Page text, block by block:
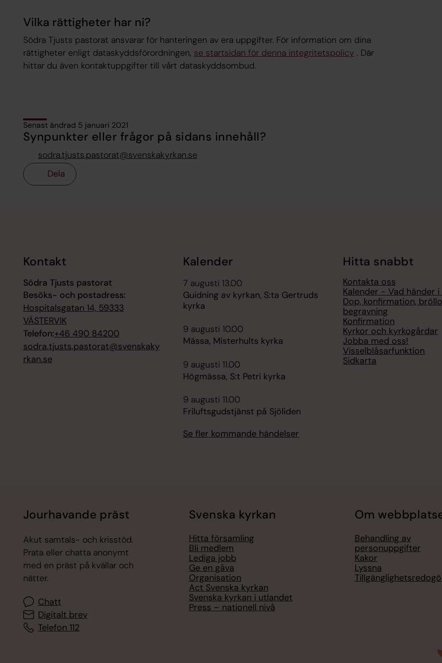
Vilka rättigheter har ni?
Södra Tjusts pastorat ansvarar för hanteringen av era uppgifter. För information om dina
rättigheter enligt dataskyddsförordningen, se startsidan för denna integritetspolicy . Där
hittar du även kontaktuppgifter till vårt dataskyddsombud.
Senast ändrad 5 januari 2021
Synpunkter eller frågor på sidans innehåll?
sodra.tjusts.pastorat@svenskakyrkan.se
Dela
Kontakt
Södra Tjusts pastorat
Besöks- och postadress:
Hospitalsgatan 14, 59333
VÄSTERVIK
Telefon:+46 490 84200
sodra.tjusts.pastorat@svenskaky
rkan.se
Kalender
7 augusti 13.00
Guidning av kyrkan, S:ta Gertruds
kyrka
9 augusti 10.00
Mässa, Misterhults kyrka
9 augusti 11.00
Högmässa, S:t Petri kyrka
9 augusti 11.00
Friluftsgudstjänst på Sjöliden
Se fler kommande händelser
Hitta snabbt
Kontakta oss
Kalender - Vad händer
Dop, konfirmation,
begravning
Konfirmation
Kyrkor och kyrkogårdar
Jobba med oss!
Visselblåsarfunktion
Sidkarta
Jourhavande präst
Akut samtals- och krisstöd.
Prata eller chatta anonymt
med en präst på kvällar och
nätter.
Chatt
Digitalt brev
Telefon 112
Svenska kyrkan
Hitta församling
Bli medlem
Lediga jobb
Ge en gåva
Organisation
Act Svenska kyrkan
Svenska kyrkan i utlandet
Press – nationell nivå
Om
Behandling av
personuppgifter
Kakor
Lyssna